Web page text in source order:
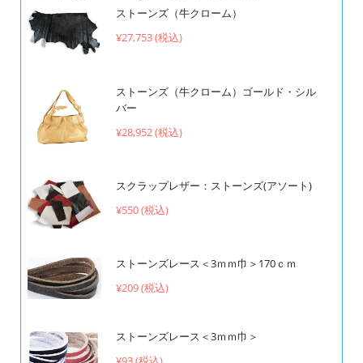
ストーンズ（牛クローム）
¥27,753 (税込)
ストーンズ（牛クローム）ゴールド・シル
バー
¥28,952 (税込)
スクラップレザー：ストーンズ(アソート)
¥550 (税込)
ストーンズレース＜3ｍｍ巾＞170ｃｍ
¥209 (税込)
ストーンズレース＜3ｍｍ巾＞